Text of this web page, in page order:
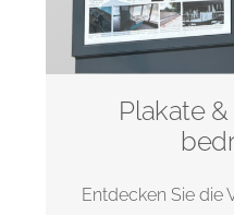
Plakate
Entdecken Sie die